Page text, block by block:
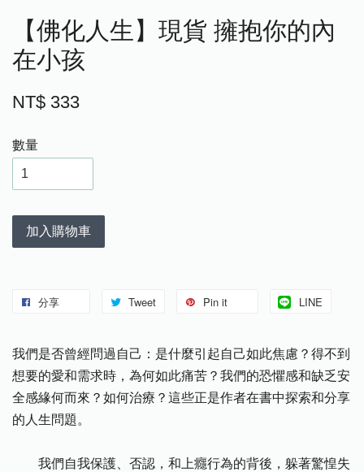
【佛化人生】現貨 擁抱你的內
在小孩
NT$ 333
數量
加入購物車
分享 Tweet Pin it LINE
我們是否曾經問過自己：是什麼引起自己如此焦慮？得不到
想要的愛和需求時，為何如此痛苦？我們的恐懼感和缺乏安
全感緣何而來？如何治療？這些正是作者在書中探索和分享
的人生問題。
我們自我保護、否認，和上癮行為的背後，躲著驚惶失